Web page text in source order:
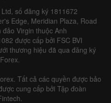
số đăng ký 1811672
Edge, Meridian Plaza, Road
Virgin thuộc Anh
được cấp bởi FSC BVI
thương hiệu đã qua đăng ký
Tất cả các quyền được bảo
cung cấp bởi Tập đoàn